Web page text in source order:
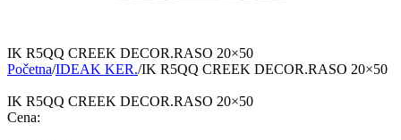
IK R5QQ CREEK DECOR.RASO 20×50
Početna/IDEAK KER./IK R5QQ CREEK DECOR.RASO 20×50
IK R5QQ CREEK DECOR.RASO 20×50
Cena: